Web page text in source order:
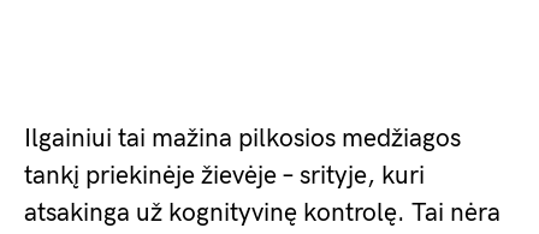
Ilgainiui tai mažina pilkosios medžiagos
tankį priekinėje žievėje – srityje, kuri
atsakinga už kognityvinę kontrolę. Tai nėra